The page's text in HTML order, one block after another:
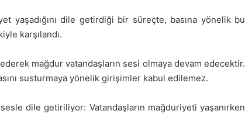
yaşadığını dile getirdiği bir süreçte, basına yönelik bu
karşılandı.
mağdur vatandaşların sesi olmaya devam edecektir.
susturmaya yönelik girişimler kabul edilemez.
dile getiriliyor: Vatandaşların mağduriyeti yaşanırken